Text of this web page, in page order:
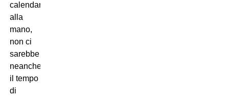
calendario
alla
mano,
non ci
sarebbe
neanche
il tempo
di